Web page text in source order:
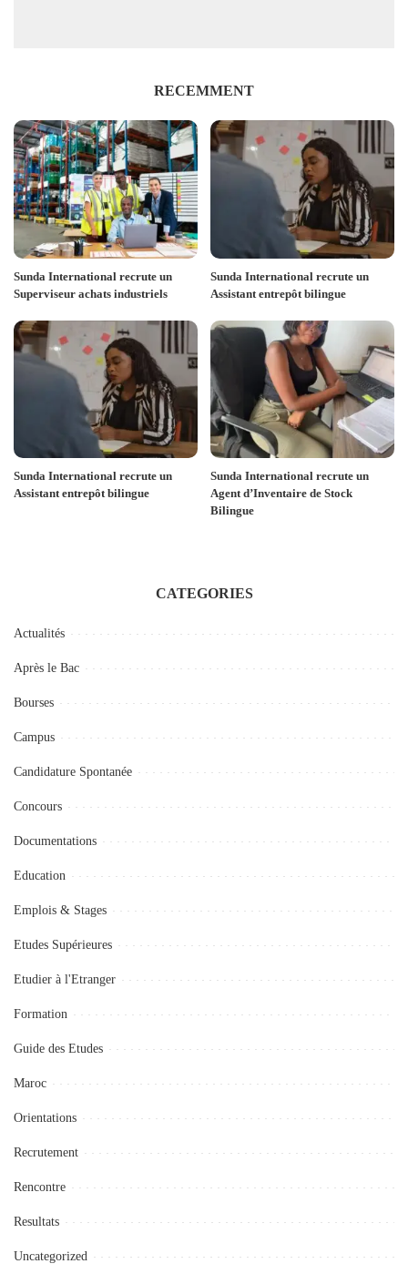
RECEMMENT
Sunda International recrute un
Superviseur achats industriels
Sunda International recrute un
Assistant entrepôt bilingue
Sunda International recrute un
Assistant entrepôt bilingue
Sunda International recrute un
Agent d’Inventaire de Stock
Bilingue
CATEGORIES
Actualités
Après le Bac
Bourses
Campus
Candidature Spontanée
Concours
Documentations
Education
Emplois & Stages
Etudes Supérieures
Etudier à l'Etranger
Formation
Guide des Etudes
Maroc
Orientations
Recrutement
Rencontre
Resultats
Uncategorized